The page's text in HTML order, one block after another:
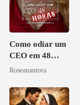
Como odiar um
CEO em 48
horas
Roseanautora